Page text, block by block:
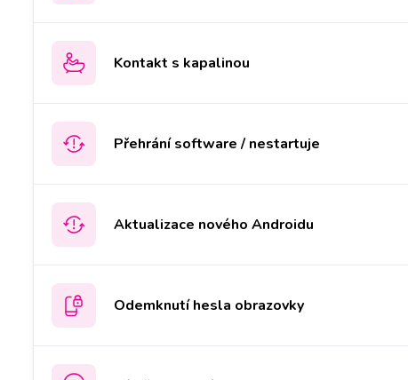
Kontakt s kapalinou
Přehrání software / nestartuje
Aktualizace nového Androidu
Odemknutí hesla obrazovky